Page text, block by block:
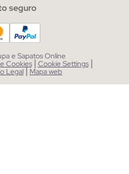
seguro
e Sapatos Online
Cookies | Cookie Settings |
Legal| Mapa web